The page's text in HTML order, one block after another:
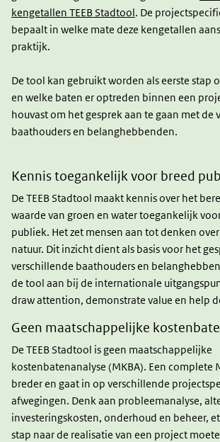
kengetallen TEEB Stadtool. De
bepaalt in welke mate deze kengetallen
praktijk.
De tool kan gebruikt worden als eerste stap
en welke baten er optreden binnen een
houvast om het gesprek aan te gaan met de
baathouders en belanghebbenden.
Kennis toegankelijk voor breed
De TEEB Stadtool maakt kennis over het
waarde van groen en water toegankelijk
publiek. Het zet mensen aan tot denken
natuur. Dit inzicht dient als basis voor het
verschillende baathouders en
de tool aan bij de internationale
draw attention, demonstrate value en help
Geen maatschappelijke
De TEEB Stadtool is geen maatschappelijke
kostenbatenanalyse (MKBA). Een complete
breder en gaat in op verschillende
afwegingen. Denk aan probleemanalyse,
investeringskosten, onderhoud en beheer,
stap naar de realisatie van een project